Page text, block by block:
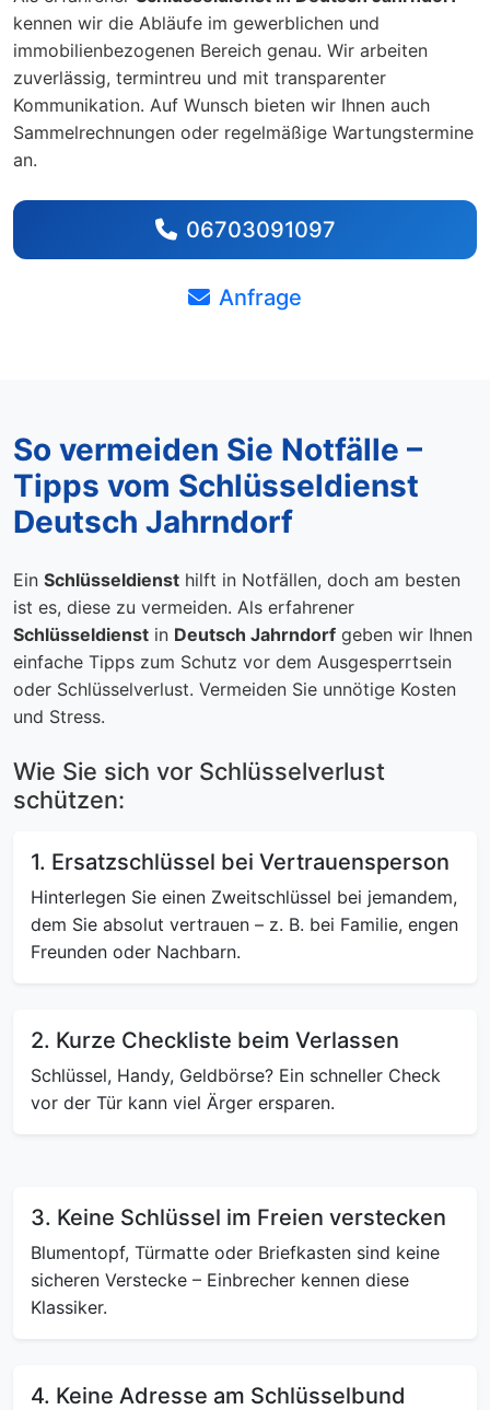
kennen wir die Abläufe im gewerblichen und
immobilienbezogenen Bereich genau. Wir arbeiten
zuverlässig, termintreu und mit transparenter
Kommunikation. Auf Wunsch bieten wir Ihnen auch
Sammelrechnungen oder regelmäßige Wartungstermine
an.
06703091097
Anfrage
So vermeiden Sie Notfälle –
Tipps vom Schlüsseldienst
Deutsch Jahrndorf
Ein Schlüsseldienst hilft in Notfällen, doch am besten
ist es, diese zu vermeiden. Als erfahrener
Schlüsseldienst in Deutsch Jahrndorf geben wir Ihnen
einfache Tipps zum Schutz vor dem Ausgesperrtsein
oder Schlüsselverlust. Vermeiden Sie unnötige Kosten
und Stress.
Wie Sie sich vor Schlüsselverlust
schützen:
1. Ersatzschlüssel bei Vertrauensperson
Hinterlegen Sie einen Zweitschlüssel bei jemandem,
dem Sie absolut vertrauen – z. B. bei Familie, engen
Freunden oder Nachbarn.
2. Kurze Checkliste beim Verlassen
Schlüssel, Handy, Geldbörse? Ein schneller Check
vor der Tür kann viel Ärger ersparen.
3. Keine Schlüssel im Freien verstecken
Blumentopf, Türmatte oder Briefkasten sind keine
sicheren Verstecke – Einbrecher kennen diese
Klassiker.
4. Keine Adresse am Schlüsselbund